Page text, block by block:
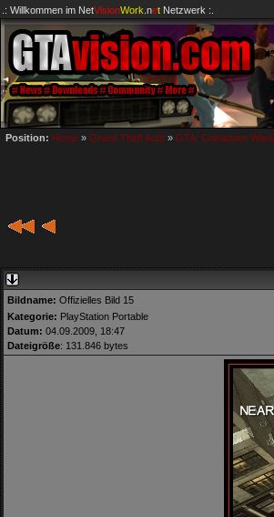
.: Willkommen im NetVisionWork .netNetzwerk :.
Position: Home » Grand Theft Auto » GTA: Chinatown Wars
Bildname: Offizielles Bild 15
Kategorie: PlayStation Portable
Datum: 04.09.2009, 18:47
Dateigröße: 131.846 bytes